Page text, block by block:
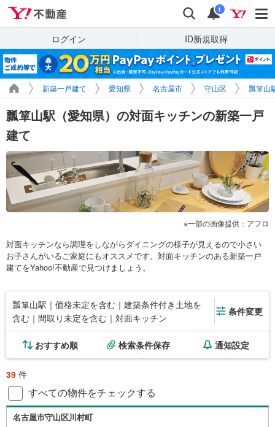
検索 通知
i
ログイン ID新規取得
新築一戸建て 愛知県 名古屋市 守山区 瓢箪山
瓢箪山駅（愛知県）の対面キッチンの新築一戸
建て
一部の画像提供：アフロ
対面キッチンなら調理をしながらダイニングの様子が見えるので小さい
お子さんがいるご家庭にもオススメです。対面キッチンのある新築一戸
建てをYahoo!不動産で見つけましょう。
瓢箪山駅｜価格未定を含む｜建築条件付き土地を
含む｜間取り未定を含む｜対面キッチン
条件変更
おすすめ順 検索条件保存 通知設定
39 件
すべての物件をチェックする
名古屋市守山区川村町